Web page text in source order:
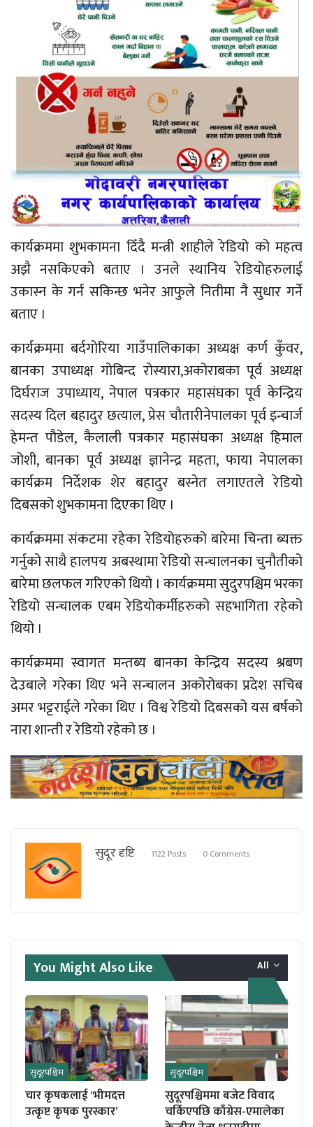
कार्यक्रममा शुभकामना दिँदै मन्त्री शाहीले रेडियो को महत्व
अझै नसकिएको बताए । उनले स्थानिय रेडियोहरुलाई
उकास्न के गर्न सकिन्छ भनेर आफुले नितीमा नै सुधार गर्ने
बताए ।
कार्यक्रममा बर्दगोरिया गाउँपालिकाका अध्यक्ष कर्ण कुँवर,
बानका उपाध्यक्ष गोबिन्द रोस्यारा,अकोराबका पूर्व अध्यक्ष
दिर्घराज उपाध्याय, नेपाल पत्रकार महासंघका पूर्व केन्द्रिय
सदस्य दिल बहादुर छत्याल, प्रेस चौतारीनेपालका पूर्व इन्चार्ज
हेमन्त पौडेल, कैलाली पत्रकार महासंघका अध्यक्ष हिमाल
जोशी, बानका पूर्व अध्यक्ष ज्ञानेन्द्र महता, फाया नेपालका
कार्यक्रम निर्देशक शेर बहादुर बस्नेत लगाएतले रेडियो
दिबसको शुभकामना दिएका थिए ।
कार्यक्रममा संकटमा रहेका रेडियोहरुको बारेमा चिन्ता ब्यक्त
गर्नुको साथै हालपय अबस्थामा रेडियो सन्चालनका चुनौतीको
बारेमा छलफल गरिएको थियो । कार्यक्रममा सुदुरपश्चिम भरका
रेडियो सन्चालक एबम रेडियोकर्मीहरुको सहभागिता रहेको
थियो ।
कार्यक्रममा स्वागत मन्तब्य बानका केन्द्रिय सदस्य श्रबण
देउबाले गरेका थिए भने सन्चालन अकोरोबका प्रदेश सचिब
अमर भट्टराईले गरेका थिए । विश्व रेडियो दिबसको यस बर्षको
नारा शान्ती र रेडियो रहेको छ ।
सुदूर दृष्टि 1122 Posts 0 Comments
All
You Might Also Like
सुदूरपश्चिम
चार कृषकलाई ‘भीमदत्त
उत्कृष्ट कृषक पुरस्कार’
सुदूरपश्चिम
सुदूरपश्चिममा बजेट विवाद
चर्किएपछि काँग्रेस-एमालेका